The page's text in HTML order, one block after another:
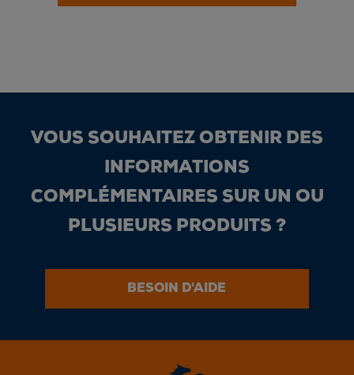
VOUS SOUHAITEZ OBTENIR DES
INFORMATIONS
COMPLÉMENTAIRES SUR UN OU
PLUSIEURS PRODUITS ?
BESOIN D'AIDE